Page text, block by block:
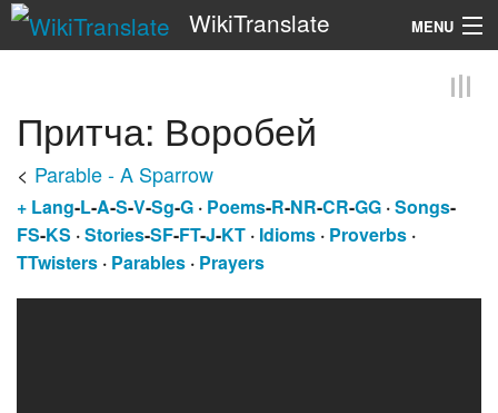
WikiTranslate MENU
Притча: Воробей
< Parable - A Sparrow
+ Lang-L-A-S-V-Sg-G · Poems-R-NR-CR-GG ·Songs-
FS-KS ·Stories-SF-FT-J-KT · Idioms · Proverbs ·
TTwisters · Parables · Prayers